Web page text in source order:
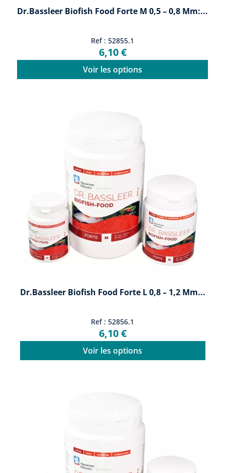
Dr.Bassleer Biofish Food Forte M 0,5 – 0,8 Mm:...
Ref : 52855.1
6,10 €
Voir les options
Dr.Bassleer Biofish Food Forte L 0,8 – 1,2 Mm...
Ref : 52856.1
6,10 €
Voir les options